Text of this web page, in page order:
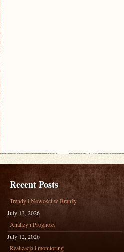
Recent Posts
Trendy i Nowości w Branży
July 13, 2026
Analizy i Prognozy
July 12, 2026
Realizacja i monitoring